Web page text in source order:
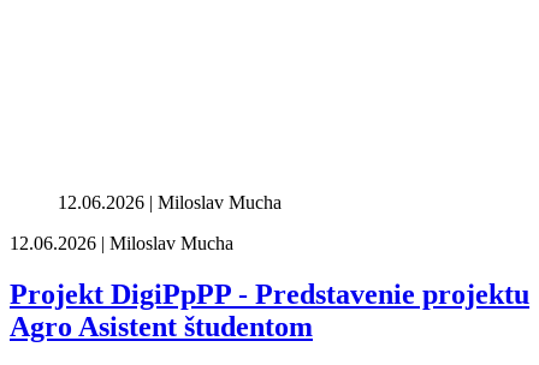
12.06.2026 | Miloslav Mucha
12.06.2026 | Miloslav Mucha
Projekt DigiPpPP - Predstavenie projektu
Agro Asistent študentom